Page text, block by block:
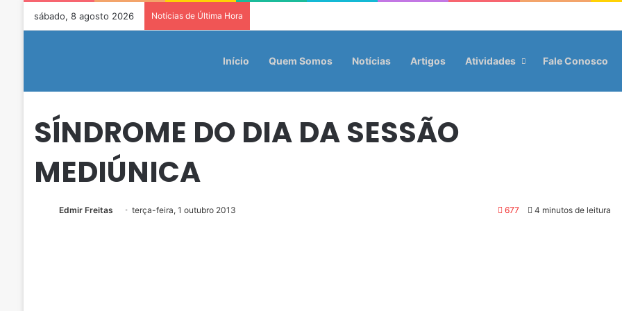
sábado, 8 agosto 2026 Notícias de Última Hora
Início Quem Somos Notícias Artigos Atividades Fale Conosco
SÍNDROME DO DIA DA SESSÃO
MEDIÚNICA
Edmir Freitas terça-feira, 1 outubro 2013 677 4 minutos de leitura